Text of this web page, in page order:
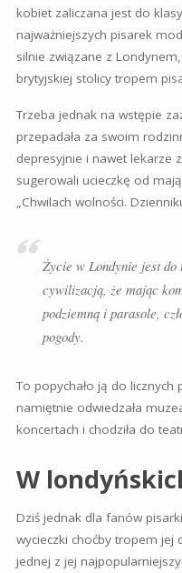
kobiet zaliczana jest do
najważniejszych pisarek
silnie związane z
brytyjskiej stolicy tropem
Trzeba jednak na wstępie
przepadała za swoim
depresyjnie i nawet lekarze
sugerowali ucieczkę od
„Chwilach wolności.
Życie w Londynie jest do
cywilizacją, że mając
podziemną i parasole,
pogody.
To popychało ją do
namiętnie odwiedzała
koncertach i chodziła do
W
Dziś jednak dla fanów
wycieczki choćby tropem jej
jednej z jej